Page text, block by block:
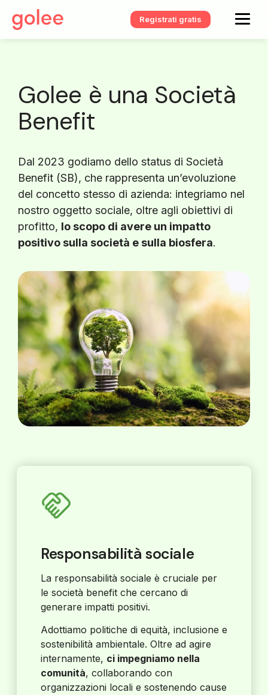
Registrati gratis
Golee è una Società
Benefit
Dal 2023 godiamo dello status di Società
Benefit (SB), che rappresenta un’evoluzione
del concetto stesso di azienda: integriamo nel
nostro oggetto sociale, oltre agli obiettivi di
profitto, lo scopo di avere un impatto
positivo sulla società e sulla biosfera.
Responsabilità sociale
La responsabilità sociale è cruciale per
le società benefit che cercano di
generare impatti positivi.
Adottiamo politiche di equità, inclusione e
sostenibilità ambientale. Oltre ad agire
internamente, ci impegniamo nella
comunità, collaborando con
organizzazioni locali e sostenendo cause